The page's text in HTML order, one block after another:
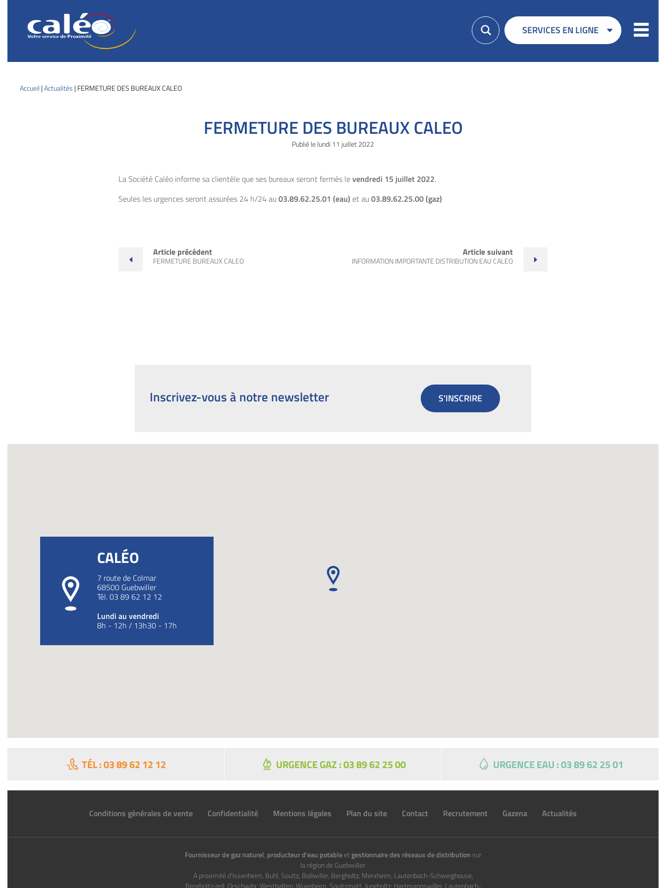
Caléo
Guebwiller
Votre
proximité
Menu
SERVICES EN LIGNE
Accueil |Actualités | FERMETURE DES BUREAUX CALEO
FERMETURE DES BUREAUX CALEO
Publié lelundi 11 juillet 2022
La Société Caléo informe sa clientèle que ses bureaux seront fermés levendredi 15 juillet 2022.
Seules les urgences seront assurées 24 h/24 au03.89.62.25.01 (eau) et au03.89.62.25.00 (gaz)
Article précédent
FERMETURE BUREAUX CALEO
Article suivant
INFORMATION IMPORTANTE DISTRIBUTION EAU CALEO
Inscrivez-vous à notre newsletter S'INSCRIRE
CALÉO
7 route de Colmar
68500 Guebwiller
Tél.03 89 62 12 12
Lundi au vendredi
8h - 12h / 13h30 - 17h
TÉL : 03 89 62 12 12 URGENCE GAZ : 03 89 62 25 00 URGENCE EAU : 03 89 62 25 01
Conditions générales de vente Confidentialité Mentions légales Plan du site Contact Recrutement Gazena Actualités
Fournisseur de gaz naturel, producteur d’eau potableetgestionnaire des réseaux de distribution sur
la région de Guebwiller.
A proximité d’Issenheim, Buhl, Soultz, Bollwiller, Bergholtz, Merxheim, Lautenbach-Schweighouse,
Bergholtz-zell, Orschwihr, Westhalten, Wuenheim, Soultzmatt, Jungholtz, Hartmannswiller, Lautenbach-